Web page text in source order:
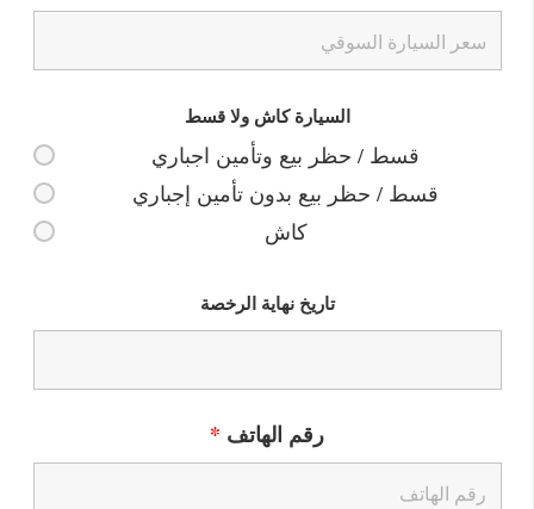
السيارة كاش ولا قسط
قسط / حظر بيع وتأمين اجباري
قسط / حظر بيع بدون تأمين إجباري
كاش
تاريخ نهاية الرخصة
رقم الهاتف *